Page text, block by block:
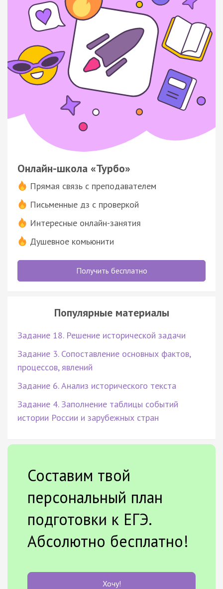
Онлайн-школа «Турбо»
Прямая связь с преподавателем
Письменные дз с проверкой
Интересные онлайн-занятия
Душевное комьюнити
Получить бесплатно
Популярные материалы
Задание 18. Решение исторической задачи
Задание 3. Сопоставление основных фактов,
процессов, явлений
Задание 6. Анализ исторического текста
Задание 4. Заполнение таблицы событий
истории России и зарубежных стран
Составим твой
персональный план
подготовки к ЕГЭ.
Абсолютно бесплатно!
Хочу!